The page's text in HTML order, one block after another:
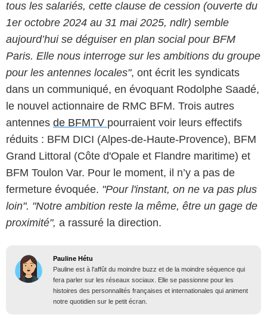
tous les salariés, cette clause de cession (ouverte du
1er octobre 2024 au 31 mai 2025, ndlr) semble
aujourd’hui se déguiser en plan social pour BFM
Paris. Elle nous interroge sur les ambitions du groupe
pour les antennes locales", ont écrit les syndicats
dans un communiqué, en évoquant Rodolphe Saadé,
le nouvel actionnaire de RMC BFM. Trois autres
antennes de BFMTV pourraient voir leurs effectifs
réduits : BFM DICI (Alpes-de-Haute-Provence), BFM
Grand Littoral (Côte d'Opale et Flandre maritime) et
BFM Toulon Var. Pour le moment, il n’y a pas de
fermeture évoquée. "Pour l'instant, on ne va pas plus
loin". "Notre ambition reste la même, être un gage de
proximité", a rassuré la direction.
Pauline Hétu
Pauline est à l'affût du moindre buzz et de la moindre séquence qui
fera parler sur les réseaux sociaux. Elle se passionne pour les
histoires des personnalités françaises et internationales qui animent
notre quotidien sur le petit écran.